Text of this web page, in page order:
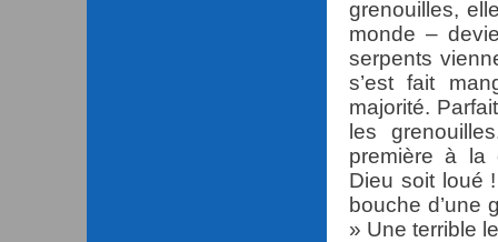
grenouilles,
monde –
serpents
s’est fait
majorité.
les
première à la
Dieu soit loué
bouche d’une
» Une terrible